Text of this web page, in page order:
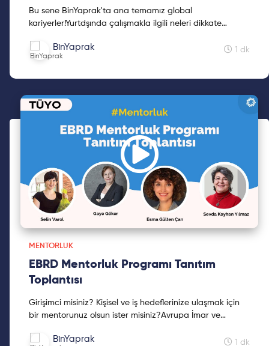
Bu sene BinYaprak'ta ana temamız global
kariyerler!Yurtdşında çalışmakla ilgili neleri dikkate
gerekir ?Yurt dı...
BinYaprak 1 dk
MENTORLUK
EBRD Mentorluk Programı Tanıtım
Toplantısı
Girişimci misiniz? Kişisel ve iş hedeflerinize ulaşmak için
bir mentorunuz olsun ister misiniz?Avrupa İmar ve
BinYaprak 1 dk